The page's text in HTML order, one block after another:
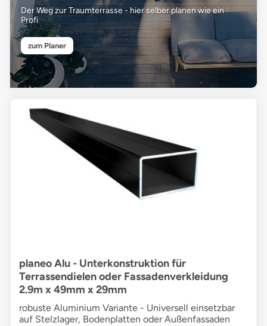
Der Weg zur Traumterrasse - hier selber planen wie ein
Profi
zum Planer
planeo Alu - Unterkonstruktion für
Terrassendielen oder Fassadenverkleidung
2.9m x 49mm x 29mm
robuste Aluminium Variante - Universell einsetzbar
auf Stelzlager, Bodenplatten oder Außenfassaden